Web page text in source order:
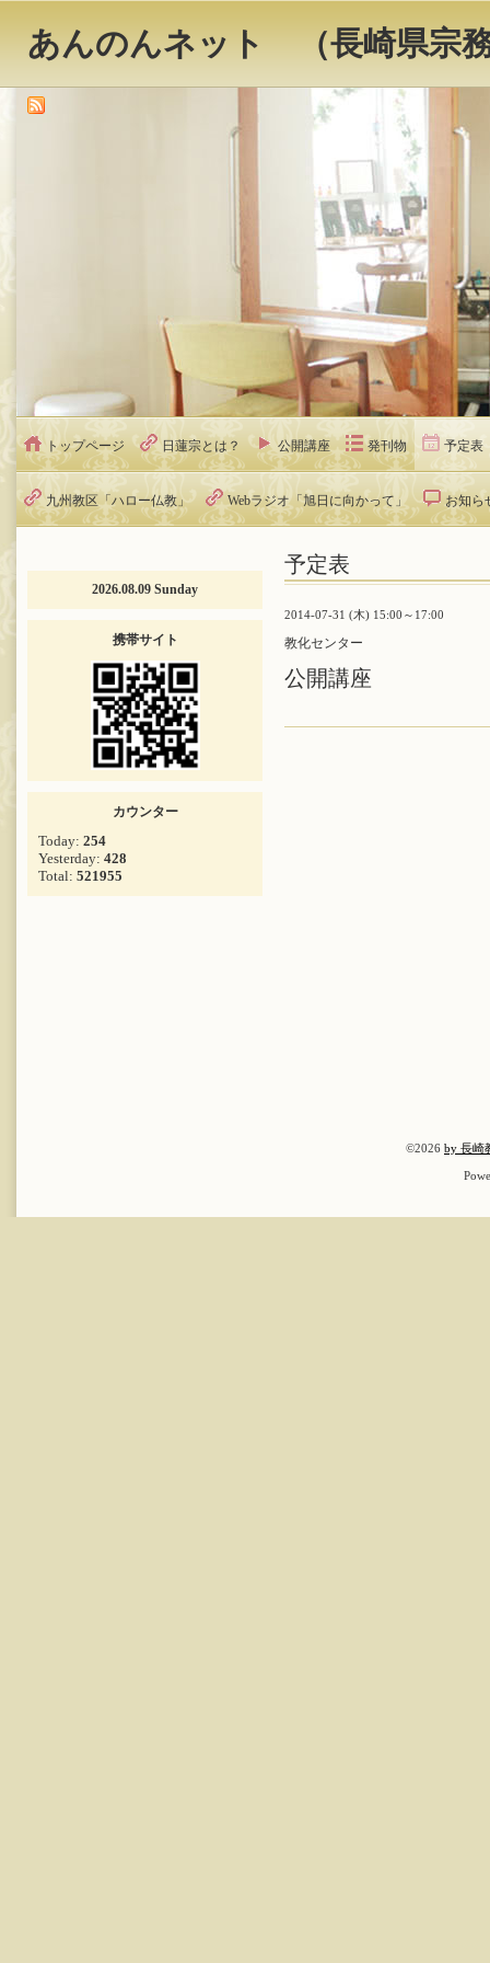
あんのんネット （長崎県宗
トップページ 日蓮宗とは？ 公開講座 発刊物 予定表
九州教区「ハロー仏教」 Webラジオ「旭日に向かって」 お知ら
予定表
2014-07-31 (木) 15:00～17:00
教化センター
公開講座
2026.08.09 Sunday
携帯サイト
カウンター
Today: 254
Yesterday: 428
Total: 521955
©2026 by 長崎